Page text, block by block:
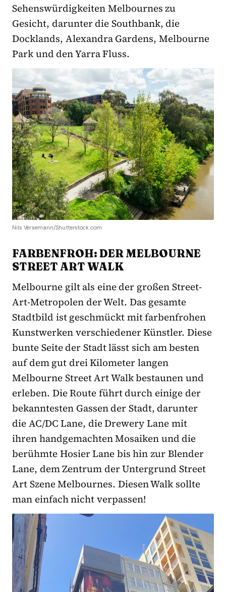
Sehenswürdigkeiten Melbournes zu
Gesicht, darunter die Southbank, die
Docklands, Alexandra Gardens, Melbourne
Park und den Yarra Fluss.
Nils Versemann/Shutterstock.com
FARBENFROH: DER MELBOURNE
STREET ART WALK
Melbourne gilt als eine der großen Street-
Art-Metropolen der Welt. Das gesamte
Stadtbild ist geschmückt mit farbenfrohen
Kunstwerken verschiedener Künstler. Diese
bunte Seite der Stadt lässt sich am besten
auf dem gut drei Kilometer langen
Melbourne Street Art Walk bestaunen und
erleben. Die Route führt durch einige der
bekanntesten Gassen der Stadt, darunter
die AC/DC Lane, die Drewery Lane mit
ihren handgemachten Mosaiken und die
berühmte Hosier Lane bis hin zur Blender
Lane, dem Zentrum der Untergrund Street
Art Szene Melbournes. Diesen Walk sollte
man einfach nicht verpassen!